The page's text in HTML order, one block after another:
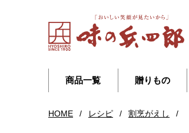
商品一覧 贈りもの
HOME / レシピ / 割烹がえし /